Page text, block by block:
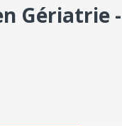
Gériatrie